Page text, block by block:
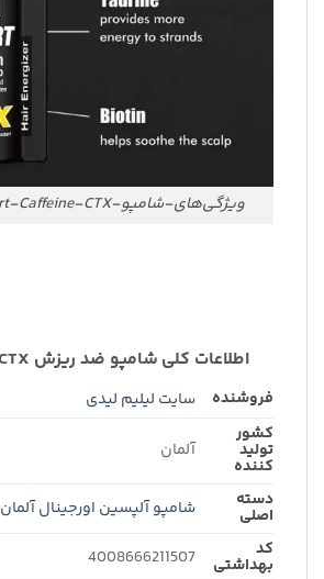
ویژگی‌های-شامپو-Sport-Caffeine-CTX-آلپسین
اطلاعات کلی شامپو ضد ریزش CTX آلپسین
فروشنده
سایت لیلیم لیدی
کشور
تولید
کننده
آلمان
دسته
اصلی
شامپو آلپسین اورجینال آلمان
کد
بهداشتی
4008666211507